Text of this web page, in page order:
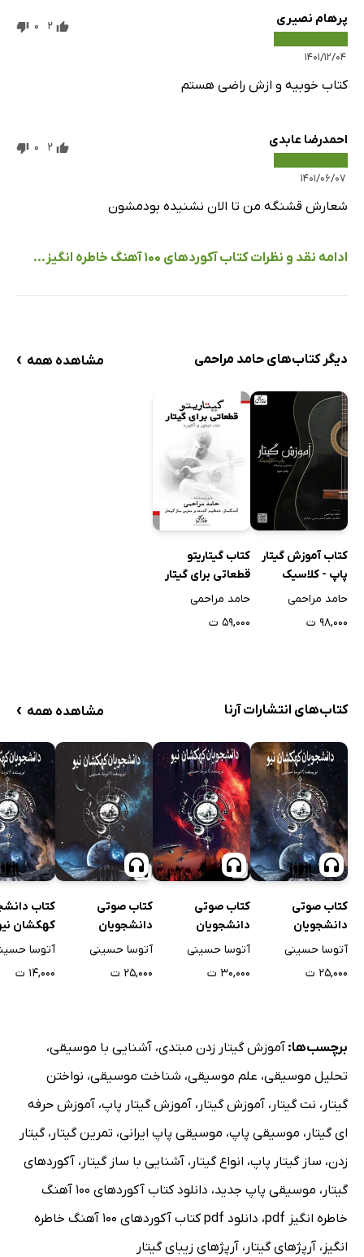
پرهام نصیری
۱۴۰۱/۱۲/۰۴
2
0
کتاب خوبیه و ازش راضی هستم
احمدرضا عابدی
۱۴۰۱/۰۶/۰۷
2
0
شعارش قشنگه من تا الان نشنیده بودمشون
ادامه نقد و نظرات کتاب آکوردهای 100 آهنگ خاطره انگیز...
دیگر کتاب‌های حامد مراحمی مشاهده همه ›
کتاب آموزش گیتار
پاپ - کلاسیک
(مبتدی و پیشرفته)
حامد مراحمی
۹۸,۰۰۰ ت
کتاب گیتاریتو
قطعاتی برای گیتار
(نت، تبلچر و آکورد)
حامد مراحمی
۵۹,۰۰۰ ت
کتاب‌های انتشارات آرنا مشاهده همه ›
کتاب صوتی
دانشجویان
کهکشان نیو: سفر
جلد سوم
آتوسا حسینی
۲۵,۰۰۰ ت
کتاب صوتی
دانشجویان
کهکشان نیو: نجات
آتوسا حسینی
۳۰,۰۰۰ ت
کتاب صوتی
دانشجویان
کهکشان نیو:
اول
آتوسا حسینی
۲۵,۰۰۰ ت
کتاب
کهکشان
به دنیای
آتوسا
۱۴,۰۰۰ ت
برچسب‌ها: آموزش گیتار زدن مبتدی، آشنایی با موسیقی،
تحلیل موسیقی، علم موسیقی، شناخت موسیقی، نواختن
گیتار ، نت گیتار ، آموزش گیتار ، آموزش گیتار پاپ، آموزش حرفه
ای گیتار ، موسیقی پاپ، موسیقی پاپ ایرانی، تمرین گیتار ،گیتار
زدن، ساز گیتار پاپ، انواع گیتار ، آشنایی با ساز گیتار ، آکوردهای
گیتار ، موسیقی پاپ جدید،
دانلود کتاب آکوردهای 100 آهنگ
خاطره انگیز pdf
،
دانلود pdf کتاب آکوردهای 100 آهنگ خاطره
انگیز ، آرپژهای گیتار ، آرپژهای زیبای گیتار